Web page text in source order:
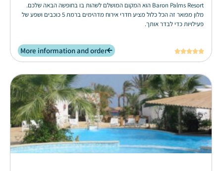
Baron Palms Resort הוא המקום המושלם לשהות בו בחופשה הבאה שלכם.
מלון מפואר זה הכל כלול מציע חדרי אירוח מדהימים ברמת 5 כוכבים ושפע של
פעילויות כדי לבדר אותך.





More information and order